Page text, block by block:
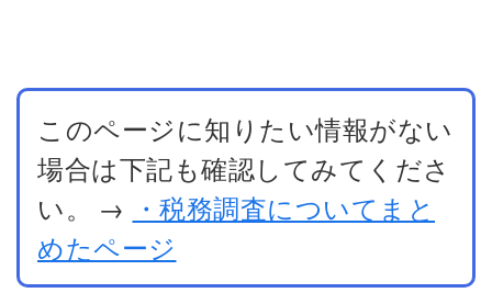
このページに知りたい情報がない
場合は下記も確認してみてくださ
い。
→ ・税務調査についてまと
めたページ